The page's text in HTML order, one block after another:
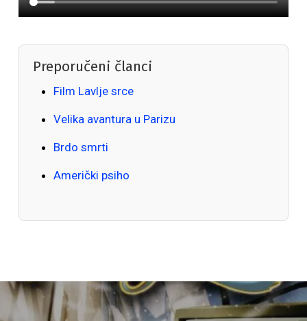
Preporučeni članci
Film Lavlje srce
Velika avantura u Parizu
Brdo smrti
Američki psiho